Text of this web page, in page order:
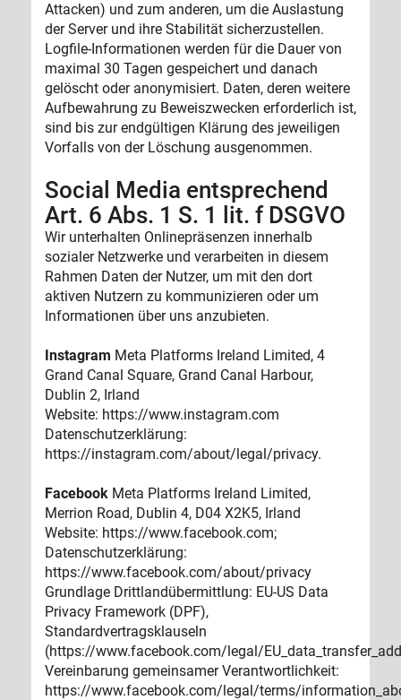
Attacken) und zum anderen, um die Auslastung
der Server und ihre Stabilität sicherzustellen.
Logfile-Informationen werden für die Dauer von
maximal 30 Tagen gespeichert und danach
gelöscht oder anonymisiert. Daten, deren weitere
Aufbewahrung zu Beweiszwecken erforderlich ist,
sind bis zur endgültigen Klärung des jeweiligen
Vorfalls von der Löschung ausgenommen.
Social Media entsprechend
Art. 6 Abs. 1 S. 1 lit. f DSGVO
Wir unterhalten Onlinepräsenzen innerhalb
sozialer Netzwerke und verarbeiten in diesem
Rahmen Daten der Nutzer, um mit den dort
aktiven Nutzern zu kommunizieren oder um
Informationen über uns anzubieten.
Instagram Meta Platforms Ireland Limited, 4
Grand Canal Square, Grand Canal Harbour,
Dublin 2, Irland
Website: https://www.instagram.com
Datenschutzerklärung:
https://instagram.com/about/legal/privacy.
Facebook Meta Platforms Ireland Limited,
Merrion Road, Dublin 4, D04 X2K5, Irland
Website: https://www.facebook.com;
Datenschutzerklärung:
https://www.facebook.com/about/privacy
Grundlage Drittlandübermittlung: EU-US Data
Privacy Framework (DPF),
Standardvertragsklauseln
(https://www.facebook.com/legal/
Vereinbarung gemeinsamer Verantwortlichkeit:
https://www.facebook.com/legal/terms/